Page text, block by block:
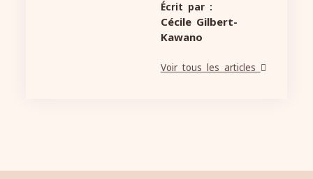
Écrit par :
Cécile Gilbert-
Kawano
Voir tous les articles